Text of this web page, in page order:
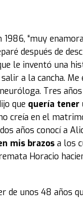
“muy
después de
le inventó una
a la cancha.
Tres
que quería tener
creía en el
años conocí a
mis brazos a los
Horacio
de unos 48 años